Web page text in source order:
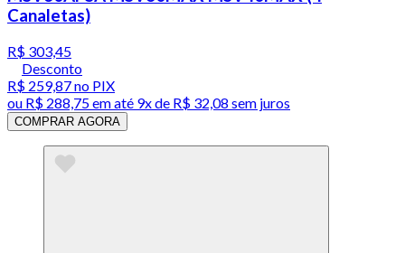
Canaletas)
R$ 303,45
Desconto
R$ 259,87no PIX
ou R$ 288,75em até 9x de R$ 32,08 sem juros
COMPRAR AGORA